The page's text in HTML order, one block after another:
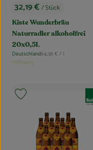
, Preis:
32,19 €/ Stück
Kiste Wunderbräu
Naturradler alkoholfrei
20x0,5L
, Herkunft:
Deutschland, Referenzpreis:
64,38 € / l
Mehrweg
,DE-
Produkt zu Favouriten